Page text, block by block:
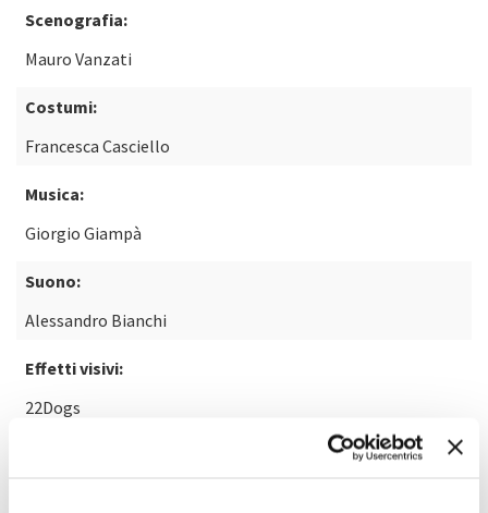
Scenografia:
Mauro Vanzati
Costumi:
Francesca Casciello
Musica:
Giorgio Giampà
Suono:
Alessandro Bianchi
Effetti visivi:
22Dogs